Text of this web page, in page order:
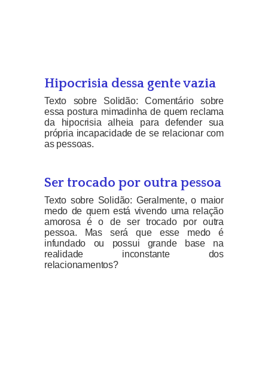
Hipocrisia dessa gente vazia
Texto sobre Solidão: Comentário sobre
essa postura mimadinha de quem reclama
da hipocrisia alheia para defender sua
própria incapacidade de se relacionar com
as pessoas.
Ser trocado por outra pessoa
Texto sobre Solidão: Geralmente, o maior
medo de quem está vivendo uma relação
amorosa é o de ser trocado por outra
pessoa. Mas será que esse medo é
infundado ou possui grande base na
realidade inconstante dos
relacionamentos?